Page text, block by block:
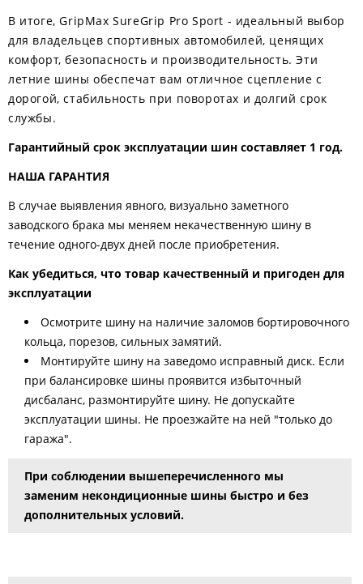
В итоге, GripMax SureGrip Pro Sport - идеальный выбор
для владельцев спортивных автомобилей, ценящих
комфорт, безопасность и производительность. Эти
летние шины обеспечат вам отличное сцепление с
дорогой, стабильность при поворотах и долгий срок
службы.
Гарантийный срок эксплуатации шин составляет 1 год.
НАША ГАРАНТИЯ
В случае выявления явного, визуально заметного
заводского брака мы меняем некачественную шину в
течение одного-двух дней после приобретения.
Как убедиться, что товар качественный и пригоден для
эксплуатации
Осмотрите шину на наличие заломов бортировочного
кольца, порезов, сильных замятий.
Монтируйте шину на заведомо исправный диск. Если
при балансировке шины проявится избыточный
дисбаланс, размонтируйте шину. Не допускайте
эксплуатации шины. Не проезжайте на ней "только до
гаража".
При соблюдении вышеперечисленного мы
заменим некондиционные шины быстро и без
дополнительных условий.